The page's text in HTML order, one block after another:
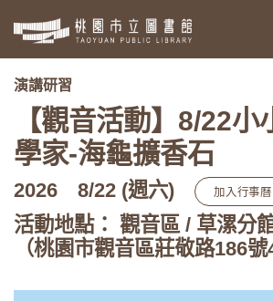
:::
演講研習
【觀音活動】8/22小
學家-海龜擴香石
2026 8/22 (週六) 加入行事曆
活動地點： 觀音區 / 草漯分
（桃園市觀音區莊敬路186號